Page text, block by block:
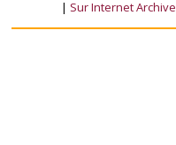
Sur Internet Archive